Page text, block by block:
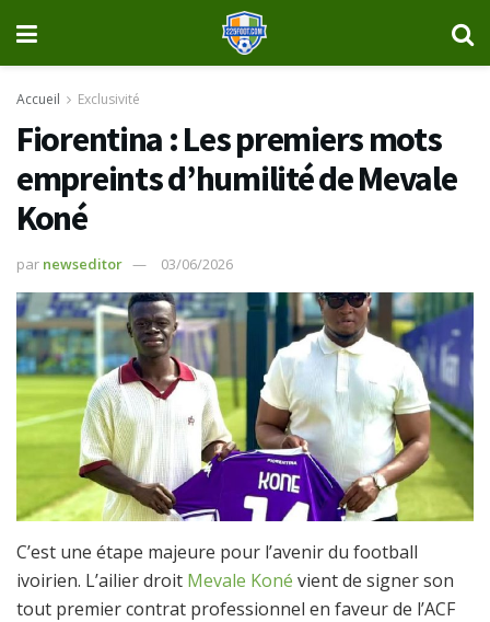
Accueil Exclusivité
Fiorentina : Les premiers mots
empreints d’humilité de Mevale
Koné
par newseditor 03/06/2026
C’est une étape majeure pour l’avenir du football
ivoirien. L’ailier droit Mevale Koné vient de signer son
tout premier contrat professionnel en faveur de l’ACF